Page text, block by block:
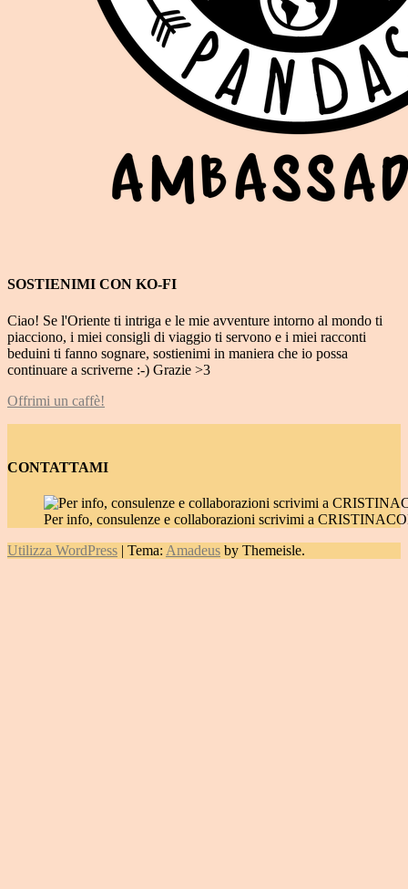
SOSTIENIMI CON KO-FI
Ciao! Se l'Oriente ti intriga e le mie avventure intorno al mondo ti
piacciono, i miei consigli di viaggio ti servono e i miei racconti
beduini ti fanno sognare, sostienimi in maniera che io possa
continuare a scriverne :-) Grazie >3
Offrimi un caffè!
CONTATTAMI
Per info, consulenze e collaborazioni scrivimi a
Utilizza WordPress | Tema: Amadeus by Themeisle.